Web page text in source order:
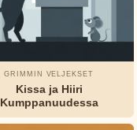
GRIMMIN VELJEKSET
Kissa ja Hiiri
Kumppanuudessa